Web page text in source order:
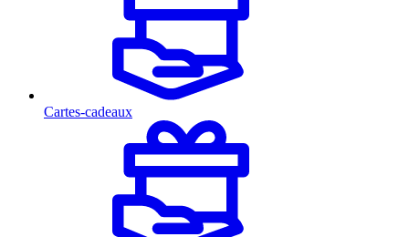
Cartes-cadeaux